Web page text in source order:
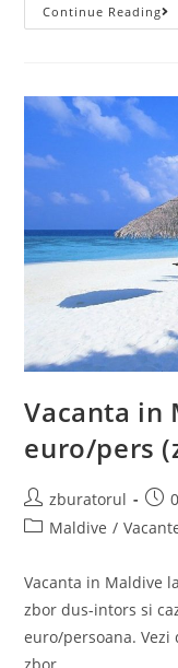
Continue Reading
Si
Vacanta in
euro/pers
Post
author:
zburatorul
Post
PostMaldive /
Vacanta in Maldive
zbor dus-intors si
euro/persoana.